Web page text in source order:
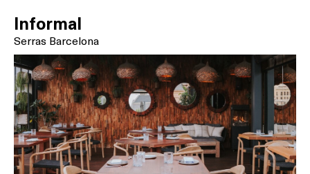
On?
Informal
Serras Barcelona